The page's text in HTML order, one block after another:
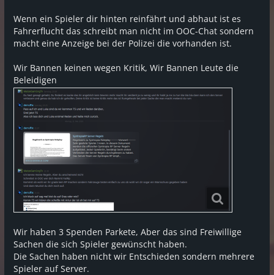
ohne Hintergrund!
- Mischen sich in RP Situationen ein in
denen sie nicht drin sein sollten!
- Bannen / Kicken Leute für Kritik von
ihren Servern sogar eigene Entwickler!
- Ingame Käufe für 5€ / 10€ die man
gezielt an Kinder unter 18 Verkaufen will!
- Abstimmungen für TS3 Voice Plugins
werden wegen Streamern abgebrochen
weil diese über Ingame Voice reden
wollen!
Wann sie hier Spielen sollten:
Eine Empfehlung für den Server bekommen sie
wenn Grand Thaft Auto V den Online Multiplayer
Wenn ein Spieler dir hinten reinfährt und abhaut ist es
Fahrerflucht das schreibt man nicht im OOC-Chat sondern
macht eine Anzeige bei der Polizei die vorhanden ist.
Wir Bannen keinen wegen Kritik, Wir Bannen Leute die
Beleidigen
Wir haben 3 Spenden Parkete, Aber das sind Freiwillige
Sachen die sich Spieler gewünscht haben.
Die Sachen haben nicht wir Entschieden sondern mehrere
Spieler auf Server.